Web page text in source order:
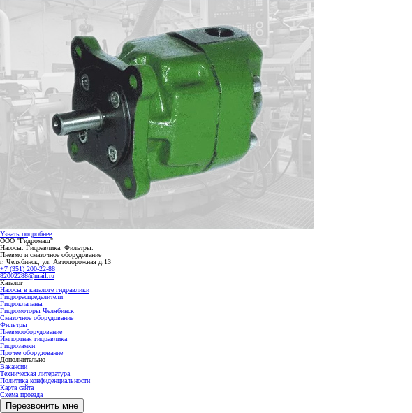
Узнать подробнее
ООО "Гидромаш"
Насосы. Гидравлика. Фильтры.
Пневмо и смазочное оборудование
г. Челябинск, ул. Автодорожная д.13
+7 (351) 200-22-88
82002288@mail.ru
Каталог
Насосы в каталоге гидравлики
Гидрораспределители
Гидроклапаны
Гидромоторы Челябинск
Смазочное оборудование
Фильтры
Пневмооборудование
Импортная гидравлика
Гидрозамки
Прочее оборудование
Дополнительно
Вакансии
Техническая литература
Политика конфиденциальности
Карта сайта
Схема проезда
Перезвонить мне